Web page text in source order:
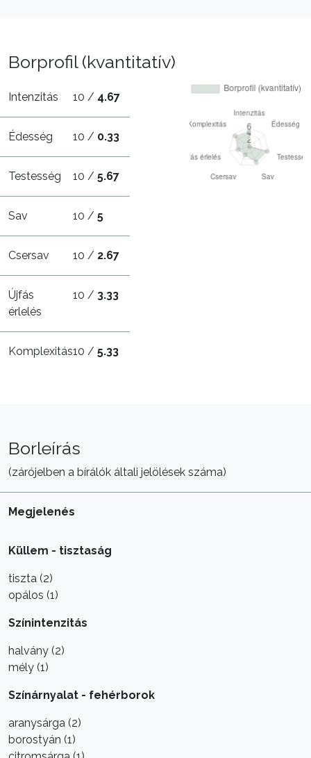
Borprofil (kvantitatív)
Intenzitás 10 / 4.67
Édesség 10 / 0.33
Testesség 10 /5.67
Sav 10 /5
Csersav 10 / 2.67
Újfás
érlelés
10 / 3.33
Komplexitás10 /5.33
Borleírás
(zárójelben a bírálók általi jelölések száma)
Megjelenés
Küllem - tisztaság
tiszta (2)
opálos (1)
Színintenzitás
halvány (2)
mély (1)
Színárnyalat - fehérborok
aranysárga (2)
borostyán (1)